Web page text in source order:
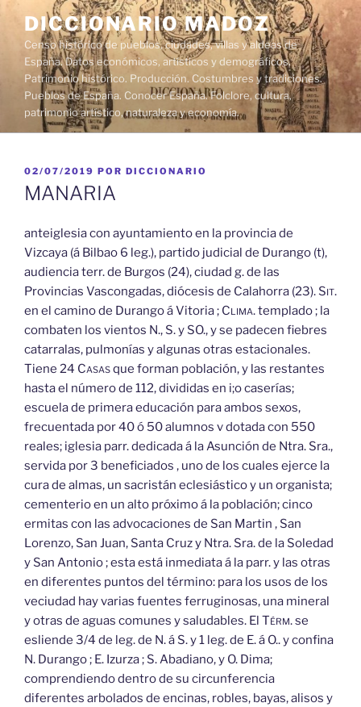
contenido
DICCIONARIO MADOZ
Censo histórico de pueblos, ciudades, villas y aldeas de
España. Datos económicos, artísticos y demográficos.
Patrimonio histórico. Producción. Costumbres y tradiciones.
Pueblos de España. Conocer España. Folclore, cultura,
patrimonio artístico, naturaleza y economía.
PUBLICADO
EL
02/07/2019 POR DICCIONARIO
MANARIA
anteiglesia con ayuntamiento en la provincia de
Vizcaya (á Bilbao 6 leg.), partido judicial de Durango (t),
audiencia terr. de Burgos (24), ciudad g. de las
Provincias Vascongadas, diócesis de Calahorra (23). Sit.
en el camino de Durango á Vitoria ; Clima.templado ; la
combaten los vientos N., S. y SO., y se padecen fiebres
catarralas, pulmonías y algunas otras estacionales.
Tiene 24 Casasque forman población, y las restantes
hasta el número de 112, divididas en i;o caserías;
escuela de primera educación para ambos sexos,
frecuentada por 40 ó 50 alumnos v dotada con 550
reales; iglesia parr. dedicada á la Asunción de Ntra. Sra.,
servida por 3 beneficiados , uno de los cuales ejerce la
cura de almas, un sacristán eclesiástico y un organista;
cementerio en un alto próximo á la población; cinco
ermitas con las advocaciones de San Martin , San
Lorenzo, San Juan, Santa Cruz y Ntra. Sra. de la Soledad
y San Antonio ; esta está inmediata á la parr. y las otras
en diferentes puntos del término: para los usos de los
veciudad hay varias fuentes ferruginosas, una mineral
y otras de aguas comunes y saludables. El Térm.se
esliende 3/4 de leg. de N. á S. y 1 leg. de E. á O.. y confina
N. Durango ; E. Izurza ; S. Abadiano, y O. Dima;
comprendiendo dentro de su circunferencia
diferentes arbolados de encinas, robles, bayas, alisos y